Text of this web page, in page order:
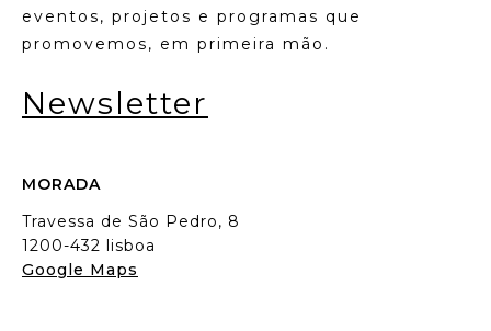
eventos, projetos e programas que
promovemos, em primeira mão.
Newsletter
MORADA
Travessa de São Pedro, 8
1200-432 lisboa
Google Maps